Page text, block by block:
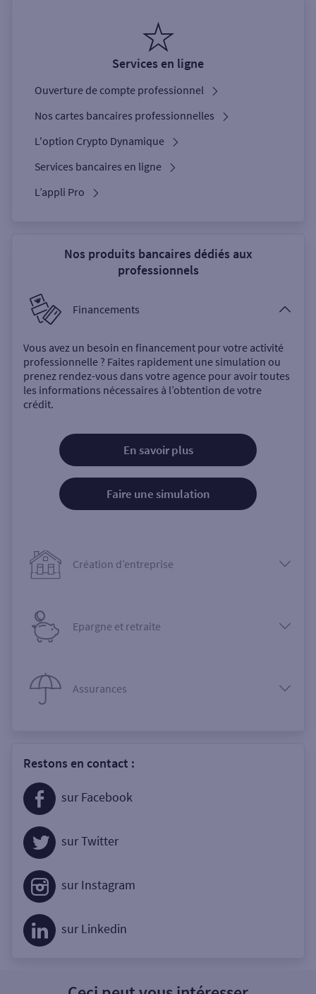
Services en ligne
Ouverture de compte professionnel
Nos cartes bancaires professionnelles
L'option Crypto Dynamique
Services bancaires en ligne
L’appli Pro
Nos produits bancaires dédiés aux
professionnels
Financements
Vous avez un besoin en financement pour votre activité
professionnelle ? Faites rapidement une simulation ou
prenez rendez-vous dans votre agence pour avoir toutes
les informations nécessaires à l’obtention de votre
crédit.
En savoir plus
Faire une simulation
Création d’entreprise
Epargne et retraite
Assurances
Restons en contact :
sur Facebook
sur Twitter
sur Instagram
sur Linkedin